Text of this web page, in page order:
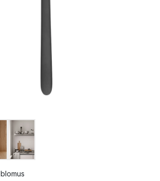
blomus